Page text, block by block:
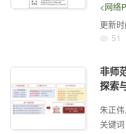
<网络
更新时
51
非师
探索
朱正
关键词